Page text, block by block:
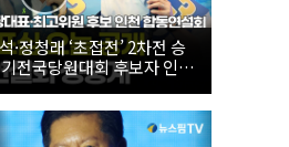
정청래 ‘초접전’ 2차전 승
전국당원대회 후보자 인천
| 26.08.08